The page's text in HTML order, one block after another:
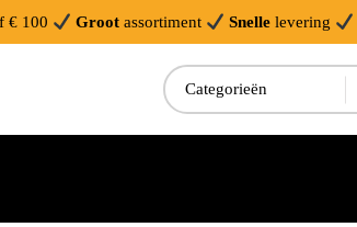
€ 100 Groot assortiment Snelle levering